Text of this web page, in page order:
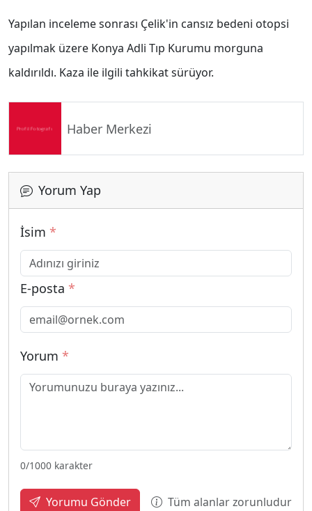
Yapılan inceleme sonrası Çelik'in cansız bedeni otopsi
yapılmak üzere Konya Adli Tıp Kurumu morguna
kaldırıldı. Kaza ile ilgili tahkikat sürüyor.
Haber Merkezi
Yorum Yap
İsim *
E-posta *
Yorum *
0/1000 karakter
Yorumu Gönder Tüm alanlar zorunludur